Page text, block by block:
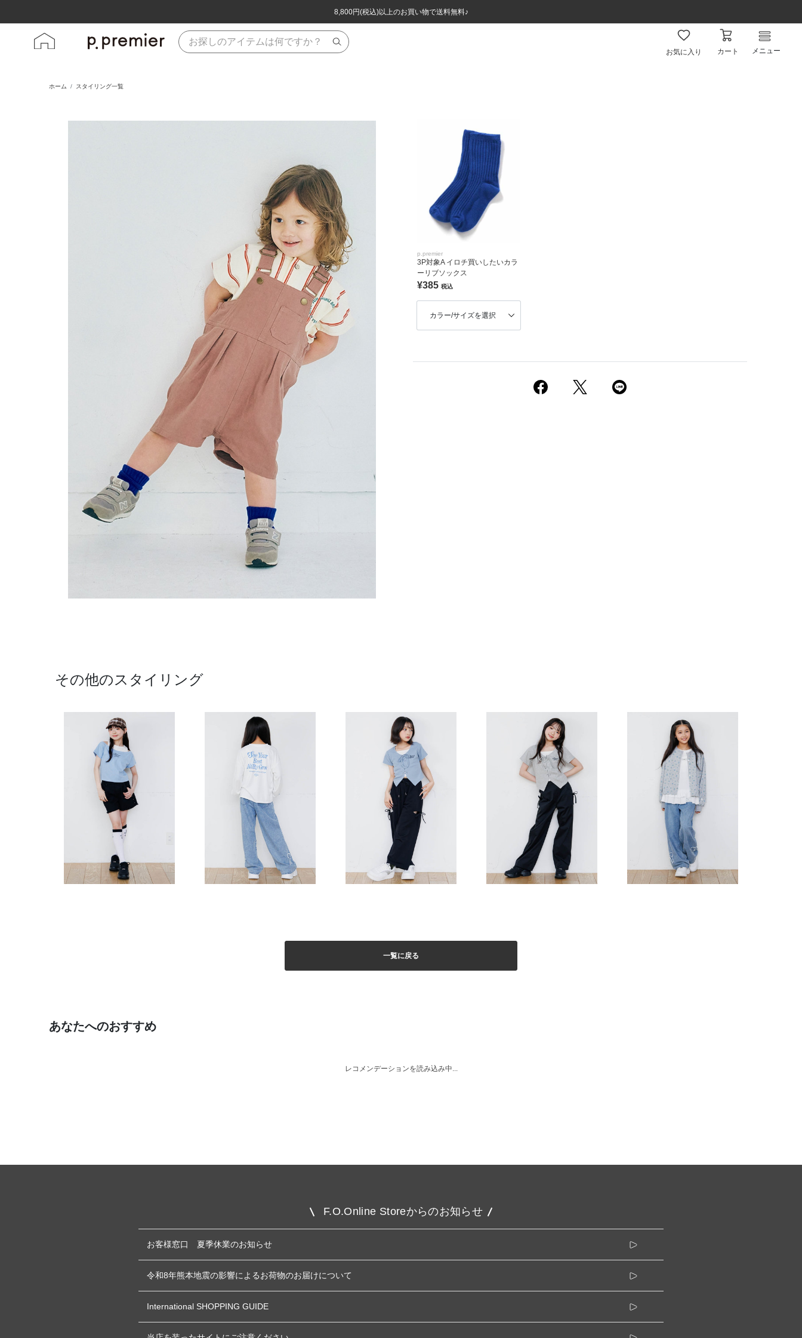
8,800円(税込)以上のお買い物で送料無料♪
ほぼ全品半額！！8/12(水)お昼12:59まで！！
8,800円(税込)以上のお買い物で送料無料♪
ほぼ全品半額！！8/12(水)お昼12:59まで！！
お気に入り カート メニュー
ホーム スタイリング一覧
p.premier
3P対象A イロチ買いしたいカラ
ーリブソックス
¥385 税込
カラー/サイズを選択
その他のスタイリング
一覧に戻る
あなたへのおすすめ
レコメンデーションを読み込み中...
F.O.Online Storeからのお知らせ
お客様窓口 夏季休業のお知らせ
令和8年熊本地震の影響によるお荷物のお届けについて
International SHOPPING GUIDE